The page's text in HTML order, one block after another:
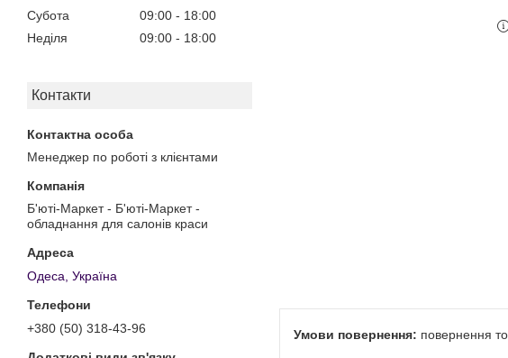
Субота
09:00
18:00
Неділя
09:00 18:00
Контакти
Менеджер по роботі з клієнтами
Б'юті-Маркет - Б'юті-Маркет -
обладнання для салонів краси
Одеса, Україна
+380 (50) 318-43-96 повернення